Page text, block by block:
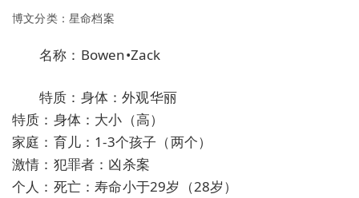
博文分类： 星命档案
名称：Bowen•Zack
特质：身体：外观华丽
特质：身体：大小（高）
家庭：育儿：1-3个孩子（两个）
激情：犯罪者：凶杀案
个人：死亡：寿命小于29岁（28岁）